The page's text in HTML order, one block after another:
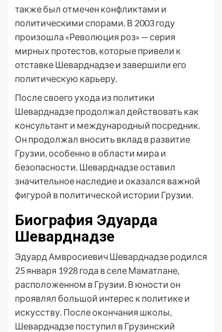
также был отмечен конфликтами и
политическими спорами. В 2003 году
произошла «Революция роз» — серия
мирных протестов, которые привели к
отставке Шеварднадзе и завершили его
политическую карьеру.
После своего ухода из политики
Шеварднадзе продолжал действовать как
консультант и международный посредник.
Он продолжал вносить вклад в развитие
Грузии, особенно в области мира и
безопасности. Шеварднадзе оставил
значительное наследие и оказался важной
фигурой в политической истории Грузии.
Биография Эдуарда
Шеварднадзе
Эдуард Амвросиевич Шеварднадзе родился
25 января 1928 года в селе Маматлане,
расположенном в Грузии. В юности он
проявлял большой интерес к политике и
искусству. После окончания школы,
Шеварднадзе поступил в Грузинский